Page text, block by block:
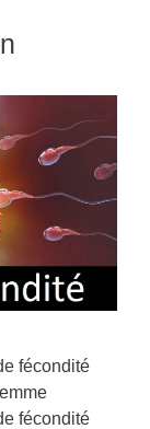
fécondité
fécondité